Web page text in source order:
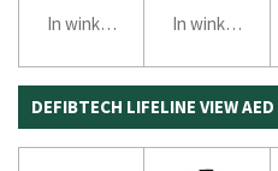
In winkelwagen In winkelwagen
DEFIBTECH LIFELINE VIEW